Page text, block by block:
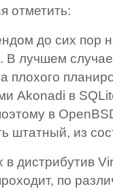
отметить:
до сих пор
В лучшем
плохого
Akonadi в
в
штатный, из
дистрибутив
по